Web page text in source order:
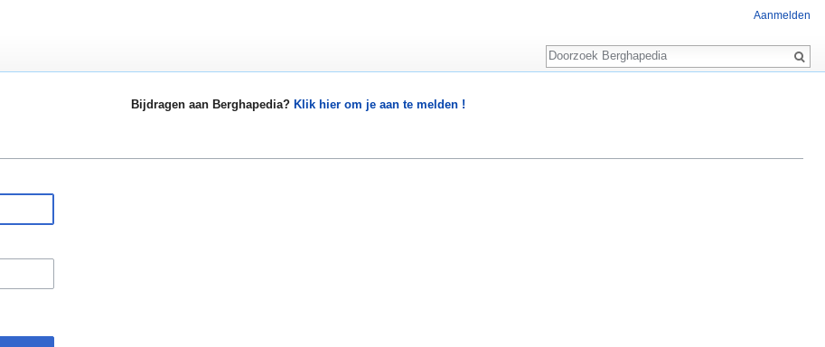
Bijdragen aan Berghapedia? Klik hier om je aan te melden !
Aanmelden
Zoeken